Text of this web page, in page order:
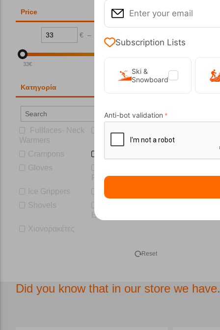
Price
€ –
33€
Κατηγορία
Fullfaces- Neck
Warmers
Crampons
Gloves
Piolets
Ice Grippers
Shovels
Equipment
Χιονορακέτες
Reset
Did you know that in our store we
Subscription Lists
Ski &
Snowboard
Anti-bot validation